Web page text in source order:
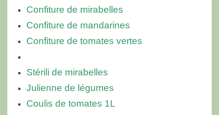
Confiture de mirabelles
Confiture de mandarines
Confiture de tomates vertes
Stérili de mirabelles
Julienne de légumes
Coulis de tomates 1L